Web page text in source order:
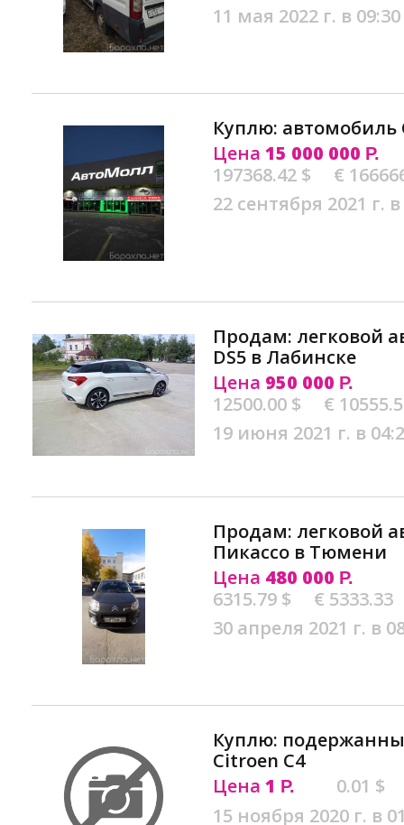
11 мая 2022 г. в 09:30
Куплю: автомобиль
Цена 15 000 000 Р.
197368.42 $
€
22 сентября 2021 г.
Продам: легковой
DS5 в Лабинске
Цена 950 000 Р.
12500.00 $
€
19 июня 2021 г. в
Продам: легковой
Пикассо в Тюмени
Цена 480 000 Р.
6315.79 $
€ 5333.33
30 апреля 2021 г. в
Куплю:
Citroen C4
Цена 1 Р.
0.01 $
15 ноября 2020 г. в